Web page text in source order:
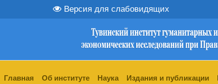
Версия для слабовидящих
Главная Об институте Наука Издания и публикации